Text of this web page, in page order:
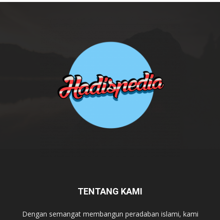
TENTANG KAMI
Dengan semangat membangun peradaban islami, kami